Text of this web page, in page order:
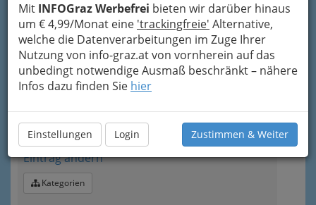
Mit INFOGraz Werbefrei bieten wir darüber hinaus
um € 4,99/Monat eine 'trackingfreie' Alternative,
welche die Datenverarbeitungen im Zuge Ihrer
Nutzung von info-graz.at von vornherein auf das
unbedingt notwendige Ausmaß beschränkt – nähere
Infos dazu finden Sie hier
Einstellungen Login Zustimmen & Weiter
1
Fenster Pilz-Zettl
Einödstraße 22, 8052 Graz-
Wetzelsdorf
+43 316 573 308
+43 699 8159 3940
E-Mail
Karte & Routenplaner
Eintrag ändern
Kategorien